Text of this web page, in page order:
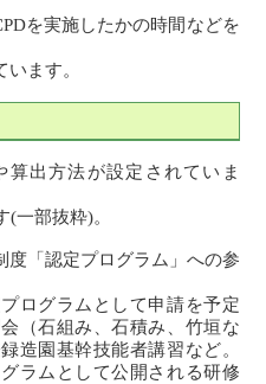
を実施したかの時間などを
ます。
算出方法が設定されていま
一部抜粋)。
度「認定プログラム」への参
ログラムとして申請を予定
（石組み、石積み、竹垣な
造園基幹技能者講習など。
ラムとして公開される研修